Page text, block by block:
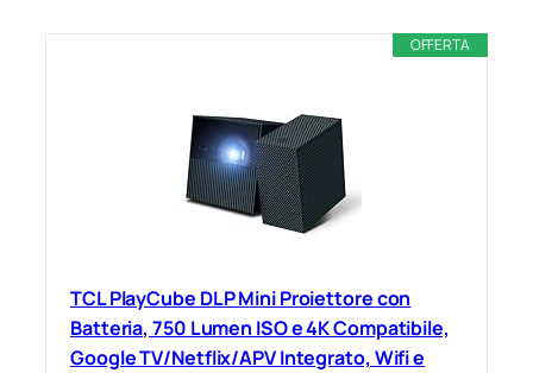
OFFERTA
TCL PlayCube DLP Mini Proiettore con
Batteria, 750 Lumen ISO e 4K Compatibile,
Google TV/Netflix/APV Integrato, Wifi e